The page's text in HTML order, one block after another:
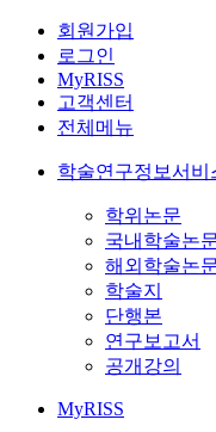
회원가입
로그인
MyRISS
고객센터
전체메뉴
학술연구정보서비
학위논문
국내학술논
해외학술논
학술지
단행본
연구보고서
공개강의
MyRISS